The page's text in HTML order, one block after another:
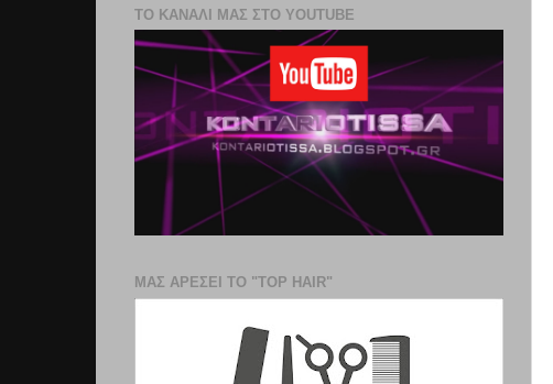
ΤΟ ΚΑΝΑΛΙ ΜΑΣ ΣΤΟ YOUTUBE
ΜΑΣ ΑΡΕΣΕΙ ΤΟ "TOP HAIR"